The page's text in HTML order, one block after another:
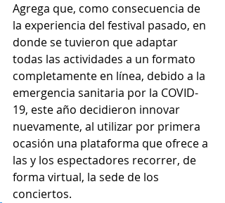
Agrega que, como consecuencia de
la experiencia del festival pasado, en
donde se tuvieron que adaptar
todas las actividades a un formato
completamente en línea, debido a la
emergencia sanitaria por la COVID-
19, este año decidieron innovar
nuevamente, al utilizar por primera
ocasión una plataforma que ofrece a
las y los espectadores recorrer, de
forma virtual, la sede de los
conciertos.